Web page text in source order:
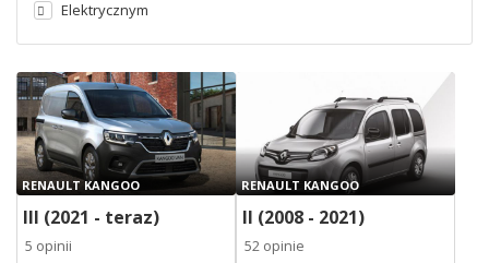
Elektrycznym
RENAULT KANGOO
III (2021 - teraz)
5 opinii
RENAULT KANGOO
II (2008 - 2021)
52 opinie